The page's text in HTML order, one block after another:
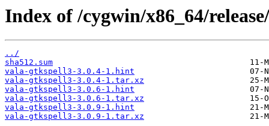
Index of /cygwin/x86_64/
../
sha512.sum
vala-gtkspell3-3.0.4-1.hint
vala-gtkspell3-3.0.4-1.tar.xz
vala-gtkspell3-3.0.6-1.hint
vala-gtkspell3-3.0.6-1.tar.xz
vala-gtkspell3-3.0.9-1.hint
vala-gtkspell3-3.0.9-1.tar.xz